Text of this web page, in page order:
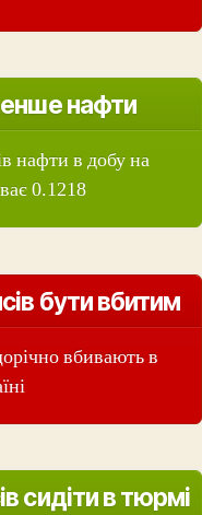
нафти
нафти в добу на
0.1218
бути вбитим
вбивають в
сидіти в тюрмі